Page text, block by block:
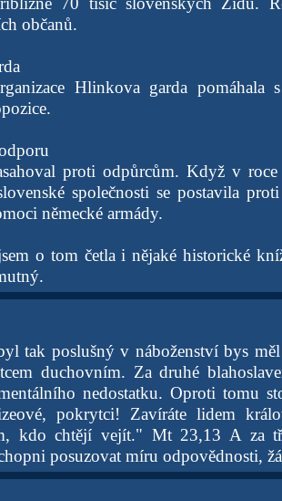
občanů.
Hlinkova garda pomáhala
proti odpůrcům. Když v
společnosti se postavila
německé armády.
o tom četla i nějaké historické
tak poslušný v náboženství bys
duchovním. Za druhé
nedostatku. Oproti tomu
pokrytci! Zavíráte lidem
kdo chtějí vejít." Mt 23,13 A za
posuzovat míru odpovědnosti,